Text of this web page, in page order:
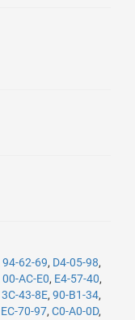
94-62-69, D4-05-98,
00-AC-E0, E4-57-40,
3C-43-8E, 90-B1-34,
EC-70-97, C0-A0-0D,